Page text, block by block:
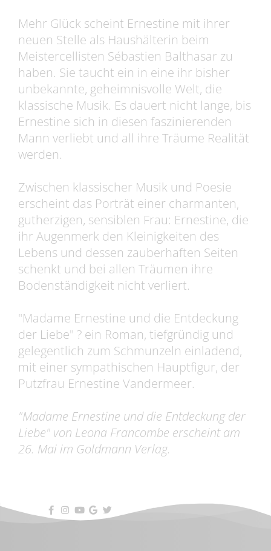
Mehr Glück scheint Ernestine mit ihrer
neuen Stelle als Haushälterin beim
Meistercellisten Sébastien Balthasar zu
haben. Sie taucht ein in eine ihr bisher
unbekannte, geheimnisvolle Welt, die
klassische Musik. Es dauert nicht lange, bis
Ernestine sich in diesen faszinierenden
Mann verliebt und all ihre Träume Realität
werden.
Zwischen klassischer Musik und Poesie
erscheint das Porträt einer charmanten,
gutherzigen, sensiblen Frau: Ernestine, die
ihr Augenmerk den Kleinigkeiten des
Lebens und dessen zauberhaften Seiten
schenkt und bei allen Träumen ihre
Bodenständigkeit nicht verliert.
"Madame Ernestine und die Entdeckung
der Liebe" ? ein Roman, tiefgründig und
gelegentlich zum Schmunzeln einladend,
mit einer sympathischen Hauptfigur, der
Putzfrau Ernestine Vandermeer.
"Madame Ernestine und die Entdeckung der
Liebe" von Leona Francombe erscheint am
26. Mai im Goldmann Verlag.